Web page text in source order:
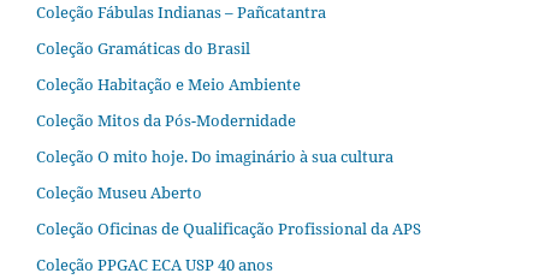
Coleção Fábulas Indianas – Pañcatantra
Coleção Gramáticas do Brasil
Coleção Habitação e Meio Ambiente
Coleção Mitos da Pós-Modernidade
Coleção O mito hoje. Do imaginário à sua cultura
Coleção Museu Aberto
Coleção Oficinas de Qualificação Profissional da APS
Coleção PPGAC ECA USP 40 anos